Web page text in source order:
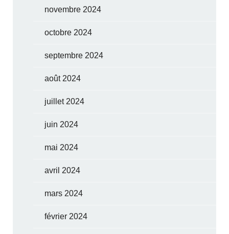
novembre 2024
octobre 2024
septembre 2024
août 2024
juillet 2024
juin 2024
mai 2024
avril 2024
mars 2024
février 2024